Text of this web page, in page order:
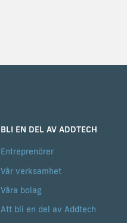
BLI EN DEL AV ADDTECH
Entreprenörer
Vår verksamhet
Våra bolag
Att bli en del av Addtech